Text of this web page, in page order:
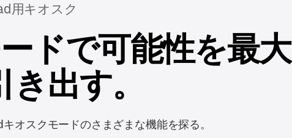
用キオスク
ドで可能性を最大
出す。
オスクモードのさまざまな機能を探る。